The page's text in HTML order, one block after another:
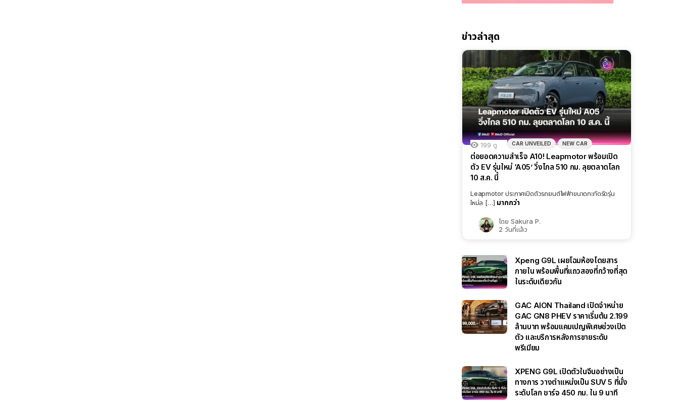
ข่าวล่าสุด
199 ดู CAR UNVEILED NEW CAR
ต่อยอดความสำเร็จ A10! Leapmotor พร้อมเปิด
ตัว EV รุ่นใหม่ ‘A05’ วิ่งไกล 510 กม. ลุยตลาดโลก
10 ส.ค. นี้
Leapmotor ประกาศเปิดตัวรถยนต์ไฟฟ้าขนาดกะทัดรัดรุ่น
ใหม่ล […] มากกว่า
โดย Sakura P.
2 วันที่แล้ว
Xpeng G9L เผยโฉมห้องโดยสาร
ภายใน พร้อมพื้นที่แถวสองที่กว้างที่สุด
ในระดับเดียวกัน
GAC AION Thailand เปิดจำหน่าย
GAC GN8 PHEV ราคาเริ่มต้น 2.199
ล้านบาท พร้อมแคมเปญพิเศษช่วงเปิด
ตัว และบริการหลังการขายระดับ
พรีเมียม
XPENG G9L เปิดตัวในจีนอย่างเป็น
ทางการ วางตำแหน่งเป็น SUV 5 ที่นั่ง
ระดับโลก ชาร์จ 450 กม. ใน 9 นาที